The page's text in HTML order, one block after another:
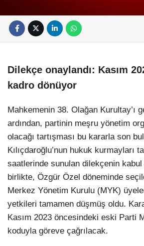
Dilekçe onaylandı: Kasım
kadro dönüyor
Mahkemenin 38. Olağan Kurultay’ı
ardından, partinin meşru yönetim
olacağı tartışması bu kararla son
Kılıçdaroğlu’nun hukuk kurmayları
saatlerinde sunulan dilekçenin
birlikte, Özgür Özel döneminde
Merkez Yönetim Kurulu (MYK)
yetkileri tamamen düşmüş oldu.
Kasım 2023 öncesindeki eski Parti
koduyla göreve çağrılacak.